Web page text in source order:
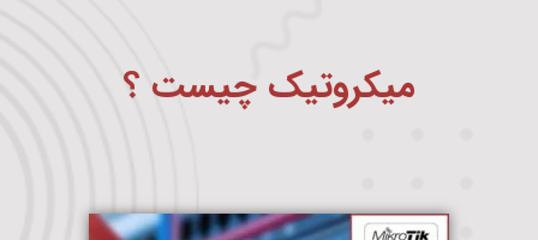
میکروتیک چیست ؟